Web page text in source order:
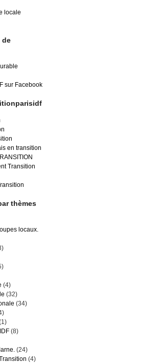
locale
de
sur Facebook
en transition
Transition
thèmes
locaux.
(4)
(32)
(34)
(8)
(24)
(4)